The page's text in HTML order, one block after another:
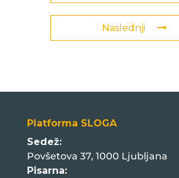
Naslednji
Platforma SLOGA
Sedež:
Povšetova 37, 1000 Ljubljana
Pisarna: